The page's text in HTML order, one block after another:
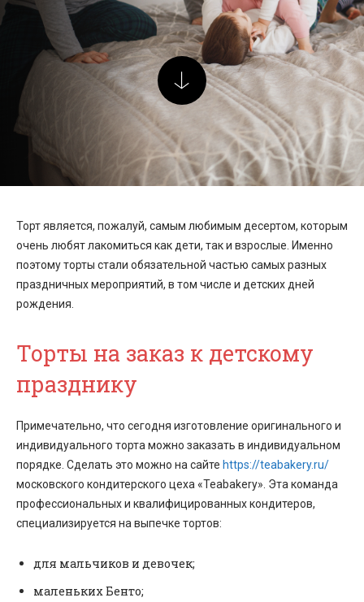
Торт является, пожалуй, самым любимым десертом, которым
очень любят лакомиться как дети, так и взрослые. Именно
поэтому торты стали обязательной частью самых разных
праздничных мероприятий, в том числе и детских дней
рождения.
Торты на заказ к детскому
празднику
Примечательно, что сегодня изготовление оригинального и
индивидуального торта можно заказать в индивидуальном
порядке. Сделать это можно на сайте https://teabakery.ru/
московского кондитерского цеха «Teabakery». Эта команда
профессиональных и квалифицированных кондитеров,
специализируется на выпечке тортов:
для мальчиков и девочек;
маленьких Бенто;